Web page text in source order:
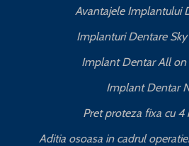
Avantajele Implantului
Implanturi Dentare Sky
Implant Dentar All
Implant Dentar
Pret proteza fixa cu 4
Aditia osoasa in cadrul